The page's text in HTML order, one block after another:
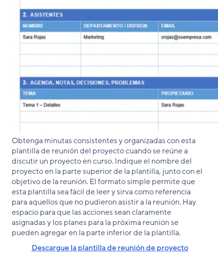
Obtenga minutas consistentes y organizadas con esta
plantilla de reunión del proyecto cuando se reúne a
discutir un proyecto en curso. Indique el nombre del
proyecto en la parte superior de la plantilla, junto con el
objetivo de la reunión. El formato simple permite que
esta plantilla sea fácil de leer y sirva como referencia
para aquellos que no pudieron asistir a la reunión. Hay
espacio para que las acciones sean claramente
asignadas y los planes para la próxima reunión se
pueden agregar en la parte inferior de la plantilla.
Descargue la plantilla de reunión de proyecto